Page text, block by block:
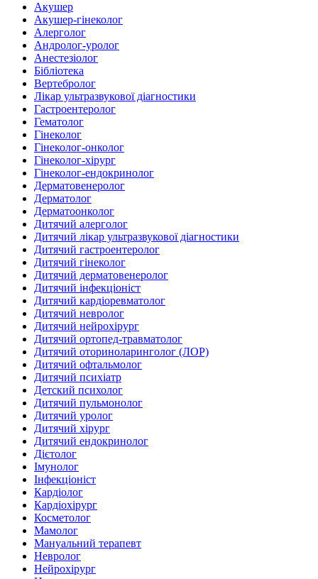
Акушер
Акушер-гінеколог
Алерголог
Андролог-уролог
Анестезіолог
Бібліотека
Вертебролог
Лікар ультразвукової діагностики
Гастроентеролог
Гематолог
Гінеколог
Гінеколог-онколог
Гінеколог-хірург
Гінеколог-ендокринолог
Дерматовенеролог
Дерматолог
Дерматоонколог
Дитячий алерголог
Дитячий лікар ультразвукової діагностики
Дитячий гастроентеролог
Дитячий гінеколог
Дитячий дерматовенеролог
Дитячий інфекціоніст
Дитячий кардіоревматолог
Дитячий невролог
Дитячий нейрохірург
Дитячий ортопед-травматолог
Дитячий оториноларинголог (ЛОР)
Дитячий офтальмолог
Дитячий психіатр
Детский психолог
Дитячий пульмонолог
Дитячий уролог
Дитячий хірург
Дитячий ендокринолог
Дієтолог
Імунолог
Інфекціоніст
Кардіолог
Кардіохірург
Косметолог
Мамолог
Мануальний терапевт
Невролог
Нейрохірург